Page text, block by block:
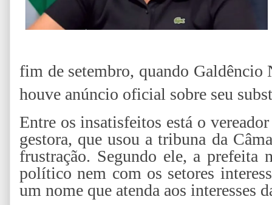
fim de setembro, quando Galdêncio
houve anúncio oficial sobre seu
Entre os insatisfeitos está o
gestora, que usou a tribuna da
frustração. Segundo ele, a
político nem com os setores
um nome que atenda aos interesses